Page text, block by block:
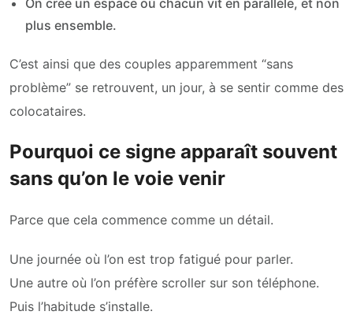
plus ensemble.
C’est ainsi que des couples apparemment “sans
problème” se retrouvent, un jour, à se sentir comme des
colocataires.
Pourquoi ce signe apparaît souvent
sans qu’on le voie venir
Parce que cela commence comme un détail.
Une journée où l’on est trop fatigué pour parler.
Une autre où l’on préfère scroller sur son téléphone.
Puis l’habitude s’installe.